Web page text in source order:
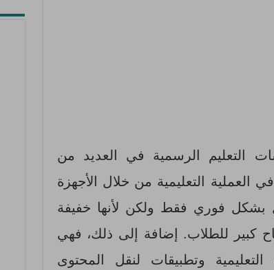
التعليم الرسمية في العديد من
العملية التعليمية من خلال الأجهزة
بشكل فوري فقط ولكن لأنها خفيفة
كبير للطلاب. إضافة إلى ذلك، فهي
وتطبيقات لنقل المحتوى